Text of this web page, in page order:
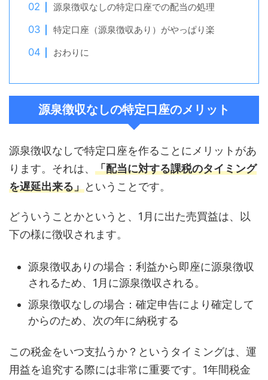
源泉徴収なしの特定口座での配当の処理
特定口座（源泉徴収あり）がやっぱり楽
おわりに
源泉徴収なしの特定口座のメリット
源泉徴収なしで特定口座を作ることにメリットがあ
ります。それは、 「配当に対する課税のタイミング
を遅延出来る」ということです。
どういうことかというと、1月に出た売買益は、以
下の様に徴収されます。
源泉徴収ありの場合：利益から即座に源泉徴収
されるため、1月に源泉徴収される。
源泉徴収なしの場合：確定申告により確定して
からのため、次の年に納税する
この税金をいつ支払うか？というタイミングは、運
用益を追究する際には非常に重要です。1年間税金